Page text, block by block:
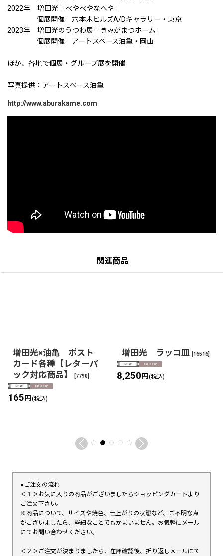
2022年 増田光「ぺやぺやなへや」
個展開催 六本木ヒルズA/Dギャラリー・東京
2023年 増田光のうつわ展「きみがまつホーム」
個展開催 アートスペース油亀・岡山
ほか、各地で個展・グループ展を開催
写真提供：アートスペース油亀
http://www.aburakame.com
関連商品
増田光×油亀 ポスト
カード各種【レターパ
ック対応商品】
[7790]
165円 (税込)
増田光 ラッコ皿 [16516]
8,250円 (税込)
●ご注文の流れ
＜１＞お気に入りの商品がございましたらショッピングカートより
ご注文下さい。
※商品について、サイズや焼色、仕上がりの状態など、ご不明な点
がございましたら、些細なことでもかまいません。お気軽にメール
にてお問い合わせください。
＜２＞ご注文が決まりましたら、在庫確認後、折り返しメールにて